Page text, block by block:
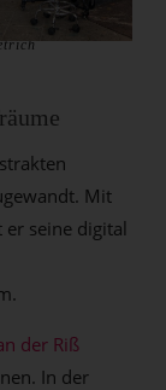
Mit
seine digital
der Riß
In der